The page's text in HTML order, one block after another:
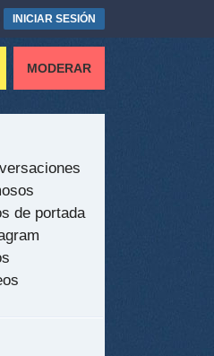
INICIAR SESIÓN
MODERAR
de portada